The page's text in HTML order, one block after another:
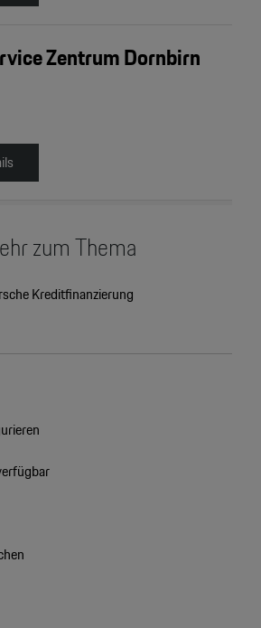
Zentrum Dornbirn
zum Thema
Kreditfinanzierung